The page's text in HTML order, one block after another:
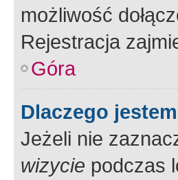
możliwość
Rejestracja
Góra
Dlaczego
Jeżeli nie
wizycie podczas